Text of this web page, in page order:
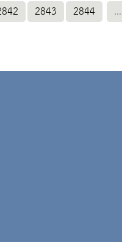
2843 2844 ...